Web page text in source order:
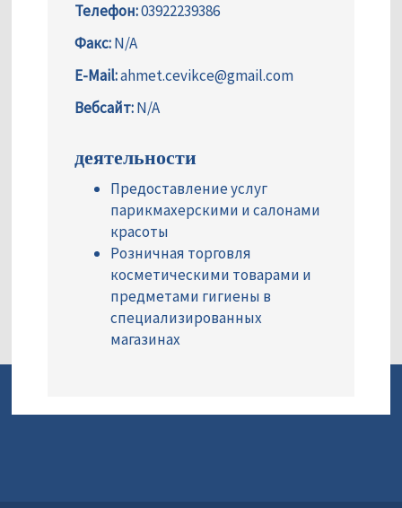
Телефон:03922239386
Факс:N/A
E-Mail:ahmet.cevikce@gmail.com
Вебсайт:N/A
деятельности
Предоставление услуг
парикмахерскими и салонами
красоты
Розничная торговля
косметическими товарами и
предметами гигиены в
специализированных
магазинах